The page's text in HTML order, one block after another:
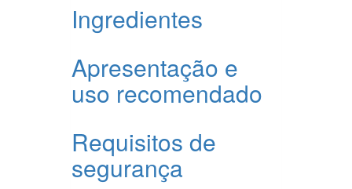
Ingredientes
Apresentação e
uso recomendado
Requisitos de
segurança